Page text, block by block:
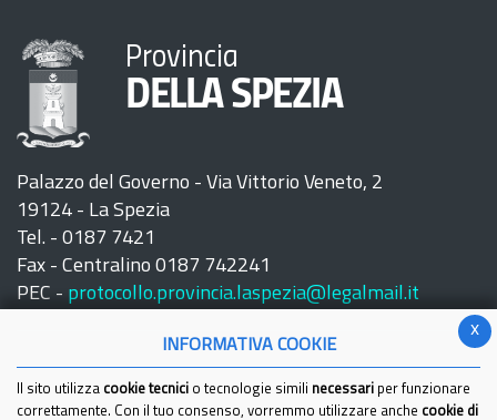
Provincia
DELLA SPEZIA
Palazzo del Governo - Via Vittorio Veneto, 2
19124 - La Spezia
Tel. - 0187 7421
Fax - Centralino 0187 742241
PEC - protocollo.provincia.laspezia@legalmail.it
x
INFORMATIVA COOKIE
Il sito utilizza cookie tecnici o tecnologie simili necessari per funzionare
correttamente. Con il tuo consenso, vorremmo utilizzare anche cookie di